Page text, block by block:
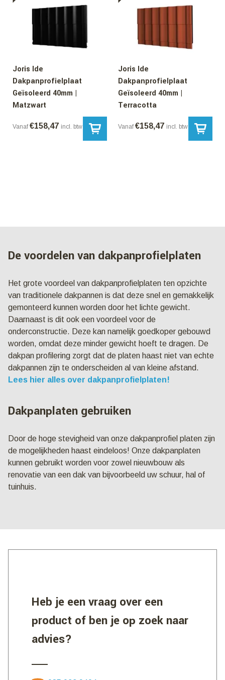
Joris Ide
Dakpanprofielplaat
Geïsoleerd 40mm |
Matzwart
Vanaf €158,47 incl. btw
Joris Ide
Dakpanprofielplaat
Geïsoleerd 40mm |
Terracotta
Vanaf €158,47 incl. btw
De voordelen van dakpanprofielplaten
Het grote voordeel van dakpanprofielplaten ten opzichte
van traditionele dakpannen is dat deze snel en gemakkelijk
gemonteerd kunnen worden door het lichte gewicht.
Daarnaast is dit ook een voordeel voor de
onderconstructie. Deze kan namelijk goedkoper gebouwd
worden, omdat deze minder gewicht hoeft te dragen. De
dakpan profilering zorgt dat de platen haast niet van echte
dakpannen zijn te onderscheiden al van kleine afstand.
Lees hier alles over dakpanprofielplaten!
Dakpanplaten gebruiken
Door de hoge stevigheid van onze dakpanprofiel platen zijn
de mogelijkheden haast eindeloos! Onze dakpanplaten
kunnen gebruikt worden voor zowel nieuwbouw als
renovatie van een dak van bijvoorbeeld uw schuur, hal of
tuinhuis.
Heb je een vraag over een
product of ben je op zoek naar
advies?